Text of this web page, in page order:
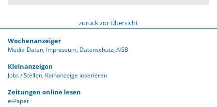
zurück zur Übersicht
Wochenanzeiger
Media-Daten Impressum Datenschutz AGB
Kleinanzeigen
Jobs / Stellen Keinanzeige inserieren
Zeitungen online lesen
e-Paper